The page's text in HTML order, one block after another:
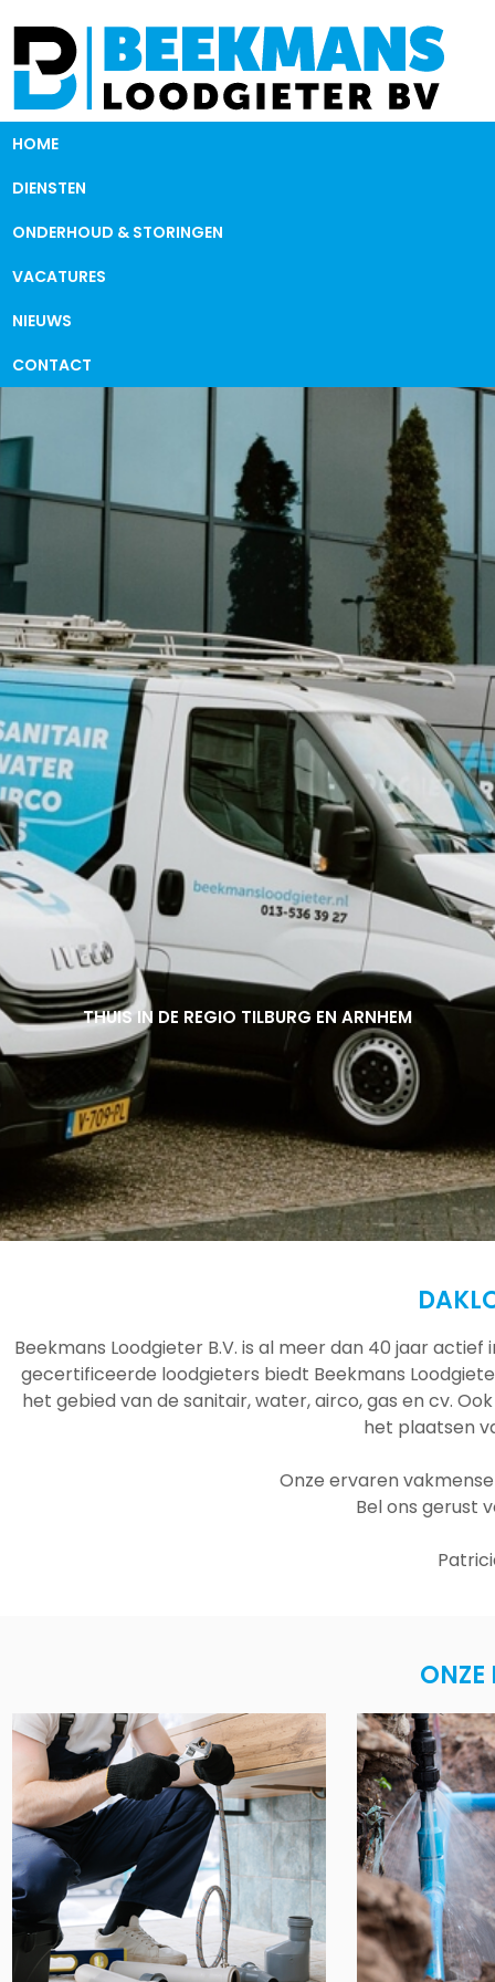
HOME
DIENSTEN
ONDERHOUD & STORINGEN
VACATURES
NIEUWS
CONTACT
THUIS IN DE REGIO TILBURG EN ARNHEM
THUIS IN DE REGIO TILBURG EN ARNHEM
THUIS IN DE REGIO TILBURG EN ARNHEM
Beekmans Loodgieter B.V. is al meer dan 40 jaar
gecertificeerde loodgieters biedt Beekmans
het gebied van de sanitair, water, airco, gas en cv.
het plaatsen
Onze ervaren
Bel ons gerust
ONZE